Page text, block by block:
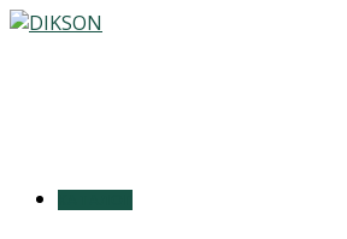
Перейти